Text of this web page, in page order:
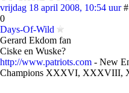
vrijdag 18 april 2008, 10:54 uur
0
Days-Of-Wild
Gerard Ekdom fan
Ciske en Wuske?
http://www.patriots.com - New
Champions XXXVI,